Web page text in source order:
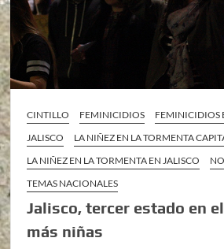
CINTILLO FEMINICIDIOS
FEMINICIDIOS
JALISCO
LA NIÑEZ EN LA TORMENTA
LA NIÑEZ EN LA TORMENTA EN JALISCO
TEMAS NACIONALES
Jalisco, tercer estado en
más niñas